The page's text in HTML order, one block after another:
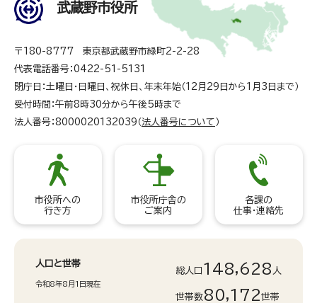
武蔵野市役所
〒180-8777 東京都武蔵野市緑町2-2-28
代表電話番号：0422-51-5131
閉庁日：土曜日・日曜日、祝休日、年末年始（12月29日から1月3日まで）
受付時間：午前8時30分から午後5時まで
法人番号：8000020132039（ 法人番号について ）
市役所への
行き方
市役所庁舎の
ご案内
各課の
仕事・連絡先
人口と世帯
令和8年8月1日現在
総人口 148,628 人
世帯数80,172世帯